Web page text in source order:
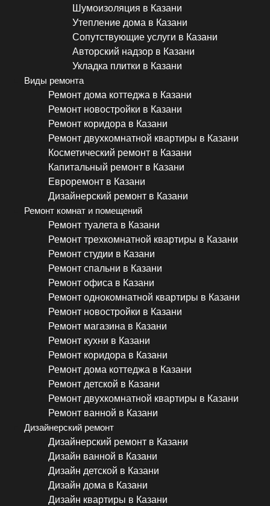
Шумоизоляция в Казани
Утепление дома в Казани
Сопутствующие услуги в Казани
Авторский надзор в Казани
Укладка плитки в Казани
Виды ремонта
Ремонт дома коттеджа в Казани
Ремонт новостройки в Казани
Ремонт коридора в Казани
Ремонт двухкомнатной квартиры в Казани
Косметический ремонт в Казани
Капитальный ремонт в Казани
Евроремонт в Казани
Дизайнерский ремонт в Казани
Ремонт комнат и помещений
Ремонт туалета в Казани
Ремонт трехкомнатной квартиры в Казани
Ремонт студии в Казани
Ремонт спальни в Казани
Ремонт офиса в Казани
Ремонт однокомнатной квартиры в Казани
Ремонт новостройки в Казани
Ремонт магазина в Казани
Ремонт кухни в Казани
Ремонт коридора в Казани
Ремонт дома коттеджа в Казани
Ремонт детской в Казани
Ремонт двухкомнатной квартиры в Казани
Ремонт ванной в Казани
Дизайнерский ремонт
Дизайнерский ремонт в Казани
Дизайн ванной в Казани
Дизайн детской в Казани
Дизайн дома в Казани
Дизайн квартиры в Казани